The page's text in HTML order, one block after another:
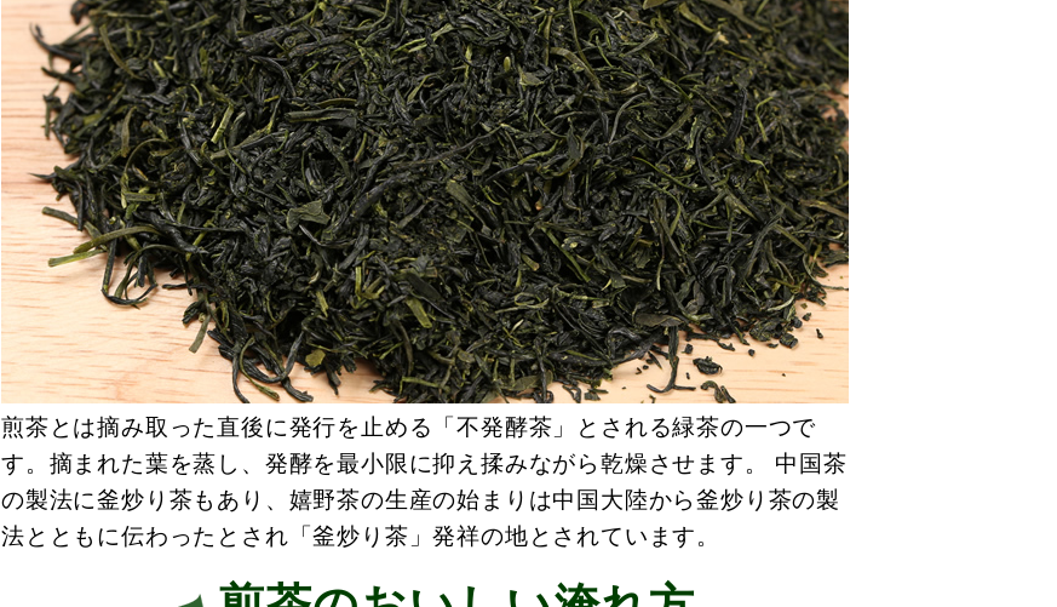
煎茶とは摘み取った直後に発行を止める「不発酵茶」とされる緑茶の一つで
す。摘まれた葉を蒸し、発酵を最小限に抑え揉みながら乾燥させます。 中国茶
の製法に釜炒り茶もあり、嬉野茶の生産の始まりは中国大陸から釜炒り茶の製
法とともに伝わったとされ「釜炒り茶」発祥の地とされています。